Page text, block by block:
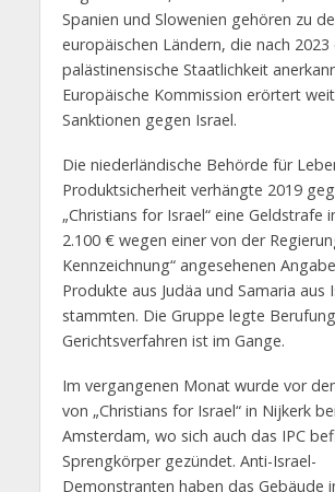
Spanien und Slowenien gehören zu
europäischen Ländern, die nach 2023
palästinensische Staatlichkeit
Europäische Kommission erörtert
Sanktionen gegen Israel.
Die niederländische Behörde für
Produktsicherheit verhängte 2019
„Christians for Israel“ eine Geldstrafe
2.100 € wegen einer von der
Kennzeichnung“ angesehenen
Produkte aus Judäa und Samaria aus
stammten. Die Gruppe legte
Gerichtsverfahren ist im Gange.
Im vergangenen Monat wurde vor
von „Christians for Israel“ in Nijkerk bei
Amsterdam, wo sich auch das IPC
Sprengkörper gezündet. Anti-Israel-
Demonstranten haben das Gebäude